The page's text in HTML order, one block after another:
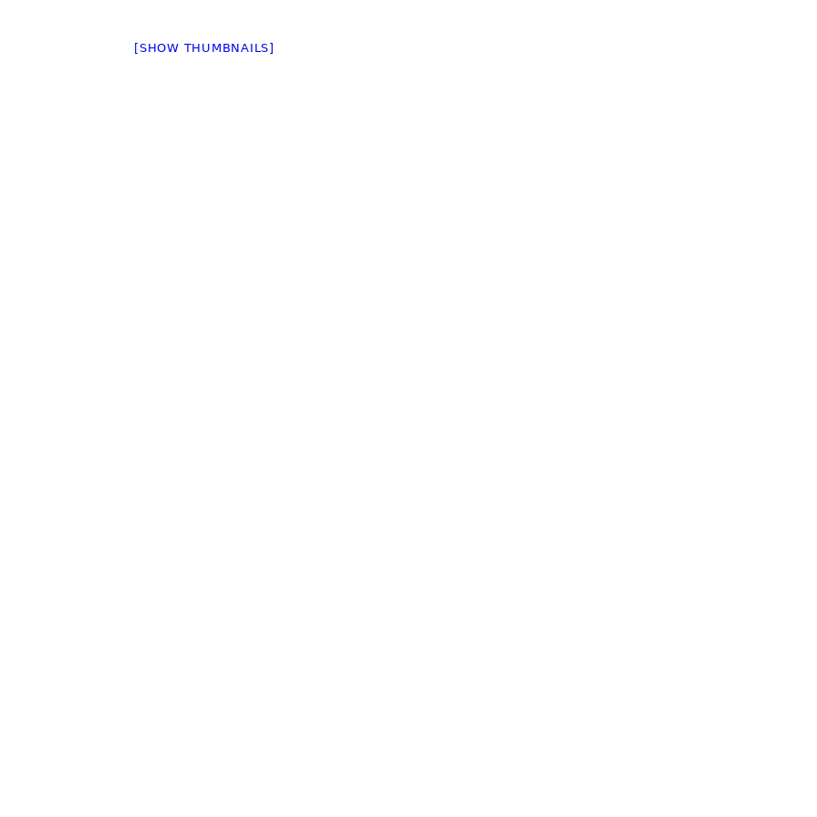
[SHOW THUMBNAILS]